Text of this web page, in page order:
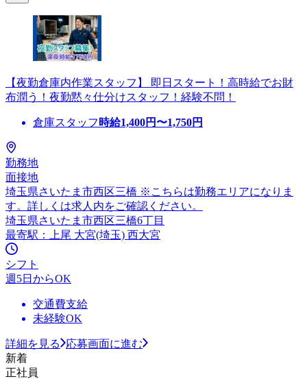
【夜勤倉庫内作業スタッフ】 即日スタート！高時給でお財
布潤う！夜勤黙々仕分けスタッフ！経験不問！
倉庫スタッフ 時給1,400円〜1,750円
勤務地
面接地
埼玉県さいたま市西区三橋 ※こちらは勤務エリアになりま
す。詳しくは求人内をご確認ください。
埼玉県さいたま市西区三橋6丁目
最寄駅：上尾 大宮(埼玉) 西大宮
シフト
週5日からOK
交通費支給
未経験OK
詳細を見る
応募画面に進む
新着
正社員